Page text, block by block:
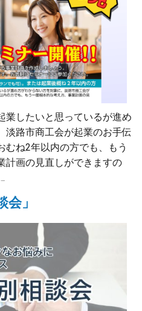
業したいと思っているが進め
淡路市商工会が起業のお手伝
むね2年以内の方でも、もう
計画の見直しができますの
」